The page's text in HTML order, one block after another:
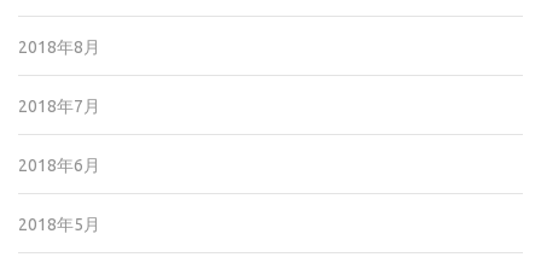
2018年8月
2018年7月
2018年6月
2018年5月